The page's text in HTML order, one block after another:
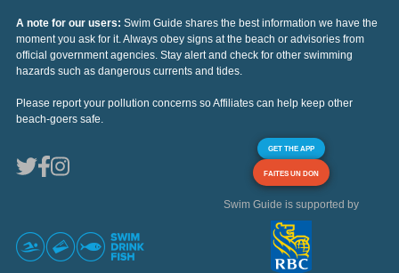
A note for our users: Swim Guide shares the best information we have the
moment you ask for it. Always obey signs at the beach or advisories from
official government agencies. Stay alert and check for other swimming
hazards such as dangerous currents and tides.
Please report your pollution concerns so Affiliates can help keep other
beach-goers safe.
GET THE APP
FAITES UN DON
Swim Guide is supported by